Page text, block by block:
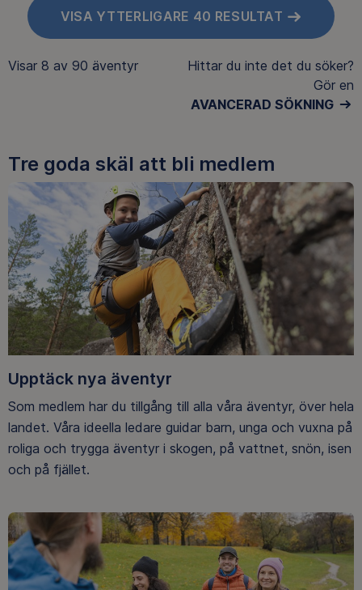
VISA YTTERLIGARE 40 RESULTAT
Visar 8 av 90 äventyr
Hittar du inte det du söker?
Gör en
AVANCERAD SÖKNING
Tre goda skäl att bli medlem
Upptäck nya äventyr
Som medlem har du tillgång till alla våra äventyr, över hela
landet. Våra ideella ledare guidar barn, unga och vuxna på
roliga och trygga äventyr i skogen, på vattnet, snön, isen
och på fjället.